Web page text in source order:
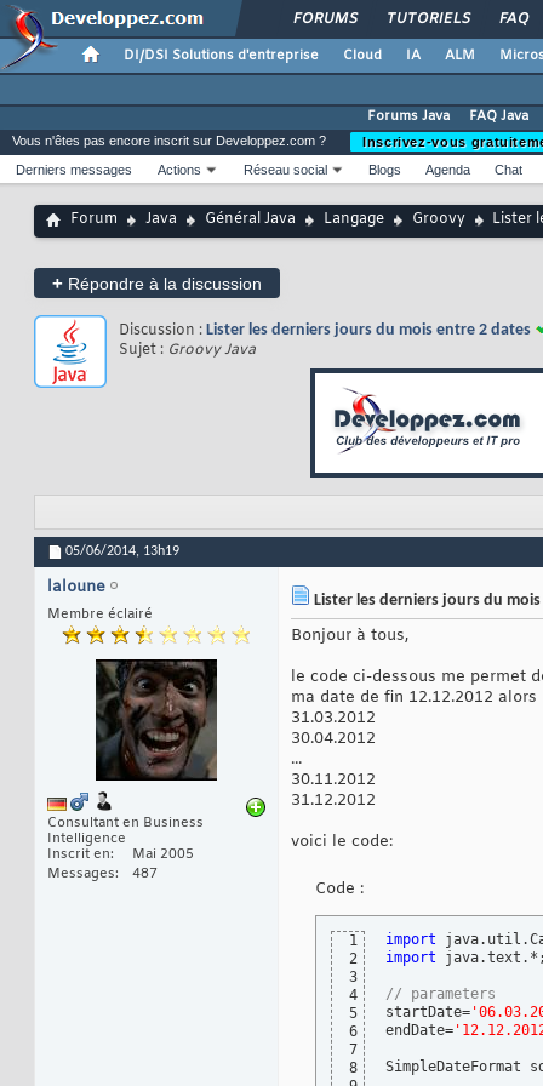
FORUMS TUTORIELS FAQ
DI/DSI Solutions d'entreprise Cloud IA ALM
Forums Java
FAQ Java
Vous n'êtes pas encore inscrit sur Developpez.com ?
Inscrivez-vous
Derniers messages
Actions Réseau social Blogs Agenda Chat
Forum Java Général Java Langage Groovy Lister
+ Répondre à la discussion
Discussion : Lister les derniers jours du mois entre 2 dates
Sujet : Groovy Java
05/06/2014, 13h19
laloune
Membre éclairé
Consultant en Business
Intelligence
Inscrit en
Mai 2005
Messages
487
Lister les derniers jours du
Bonjour à tous,
le code ci-dessous me permet
ma date de fin 12.12.2012
31.03.2012
30.04.2012
...
30.11.2012
31.12.2012
voici le code:
Code :
1
2
3
4
5
6
7
8
import
import java.text.*;
// parameters
startDate=
endDate=
SimpleDateFormat